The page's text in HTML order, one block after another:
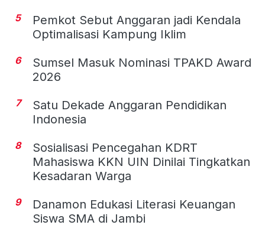
5
Pemkot Sebut Anggaran jadi Kendala
Optimalisasi Kampung Iklim
6
Sumsel Masuk Nominasi TPAKD Award
2026
7
Satu Dekade Anggaran Pendidikan
Indonesia
8
Sosialisasi Pencegahan KDRT
Mahasiswa KKN UIN Dinilai Tingkatkan
Kesadaran Warga
9
Danamon Edukasi Literasi Keuangan
Siswa SMA di Jambi